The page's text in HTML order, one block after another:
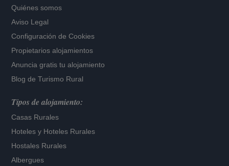
Quiénes somos
Aviso Legal
Configuración de Cookies
Propietarios alojamientos
Anuncia gratis tu alojamiento
Blog de Turismo Rural
Tipos de alojamiento:
Casas Rurales
Hoteles y Hoteles Rurales
Hostales Rurales
Albergues